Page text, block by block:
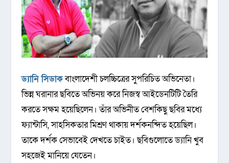
ড্যানি সিডাকবাংলাদেশী চলচ্চিত্রের সুপরিচিত অভিনেতা।
ভিন্ন ঘরানার ছবিতে অভিনয় করে নিজস্ব আইডেনটিটি তৈরি
করতে সক্ষম হয়েছিলেন। তাঁর অভিনীত বেশকিছু ছবির মধ্যে
ফ্যান্টাসি, সাহসিকতার মিশ্রণ থাকায় দর্শকনন্দিত হয়েছিল।
তাকে দর্শক সেভাবেই দেখতে চাইত। ছবিগুলোতে ড্যানি খুব
সহজেই মানিয়ে যেতেন।